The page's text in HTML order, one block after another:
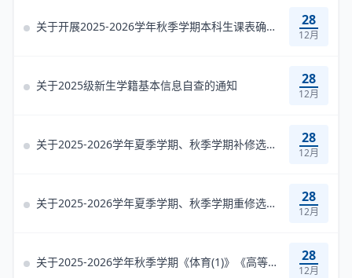
关于开展2025-2026学年秋季学期本科生课表确认工作的通知 28
12月
关于2025级新生学籍基本信息自查的通知 28
12月
关于2025-2026学年夏季学期、秋季学期补修选课的通知 28
12月
关于2025-2026学年夏季学期、秋季学期重修选课的通知 28
12月
关于2025-2026学年秋季学期《体育(1)》《高等数学(1)上/ (2)上》选课的... 28
12月